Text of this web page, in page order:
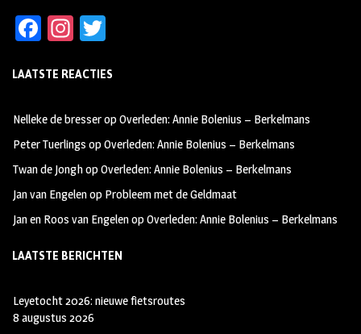
Fa
b
oo
k
In
ag
m
tt
LAATSTE REACTIES
Nelleke de bresseropOverleden: Annie Bolenius – Berkelmans
Peter Tuerlings opOverleden: Annie Bolenius – Berkelmans
Twan de JonghopOverleden: Annie Bolenius – Berkelmans
Jan van Engelenop Probleem met de Geldmaat
Jan en Roos van EngelenopOverleden: Annie Bolenius – Berkelmans
LAATSTE BERICHTEN
Leyetocht 2026: nieuwe fietsroutes
8 augustus 2026